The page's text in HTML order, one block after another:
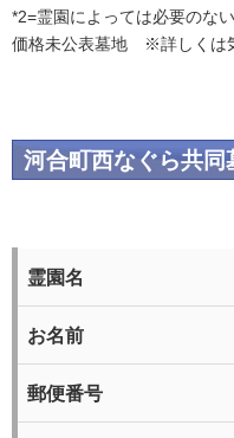
*2=霊園によっては必要のな
価格未公表墓地 ※詳しくは
河合町西なぐら共
霊園名
お名前
郵便番号